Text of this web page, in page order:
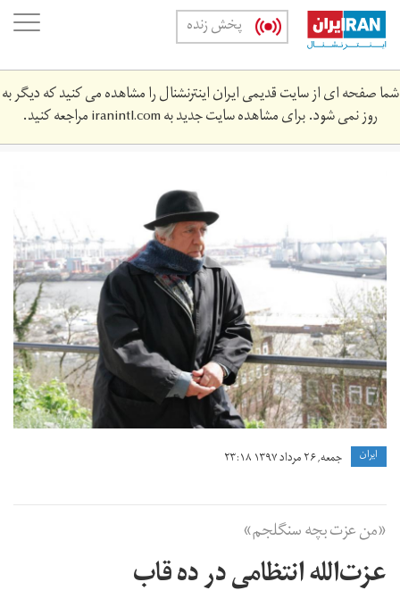
Skip
main
content
پخش زنده
شما صفحه ای از سایت قدیمی ایران اینترنشنال را مشاهده می کنید که دیگر به
روز نمی شود. برای مشاهده سایت جدید بهiranintl.comمراجعه کنید.
ايران جمعه, ۲۶ مرداد ۱۳۹۷ ۲۳:۱۸
«من عزت بچه سنگلجم»
عزت‌الله انتظامی در ده قاب